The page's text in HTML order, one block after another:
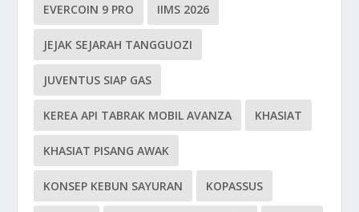
EVERCOIN 9 PRO IIMS 2026
JEJAK SEJARAH TANGGUOZI
JUVENTUS SIAP GAS
KEREA API TABRAK MOBIL AVANZA KHASIAT
KHASIAT PISANG AWAK
KONSEP KEBUN SAYURAN KOPASSUS